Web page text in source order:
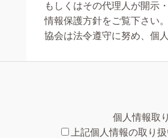
もしくはその代理人が開示
情報保護方針をご覧下さい
協会は法令遵守に努め、個
個人情報取
上記個人情報の取り